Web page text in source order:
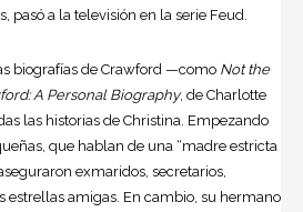
pasó a la televisión en la serie Feud.
biografías de Crawford —como Not the
A Personal Biography, de Charlotte
las historias de Christina. Empezando
que hablan de una “madre estricta
exmaridos, secretarios,
estrellas amigas. En cambio, su hermano